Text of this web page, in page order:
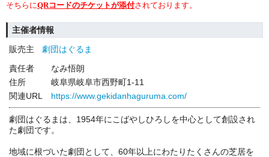
そちらにQRコードのチケットが添付されております。
主催者情報
販売主
劇団はぐるま
責任者
なみ悟朗
住所
岐阜県岐阜市西野町1-11
関連URL
https://www.gekidanhaguruma.com/
劇団はぐるまは、1954年にこばやしひろしを中心として創設され
た劇団です。
地域に根づいた劇団として、60年以上にわたりたくさんの芝居を